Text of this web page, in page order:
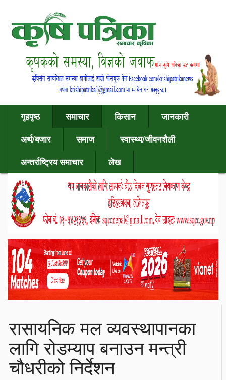
गृहपृष्ठ समाचार किसान
जानकारी
अर्थ/बजार
समाज
स्वास्थ्य/जीवनशैली
अन्तर्राष्ट्रिय समाचार
लेख
रासायनिक मल व्यवस्थापानका
लागि रोडम्याप बनाउन मन्त्री
चौधरीको निर्देशन